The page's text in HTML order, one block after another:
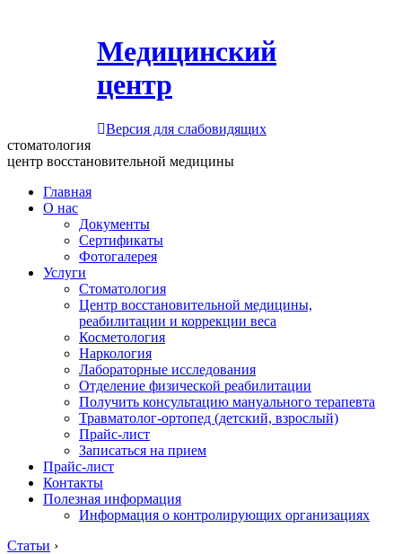
Медицинский
центр
Версия для слабовидящих
стоматология
центр восстановительной медицины
Главная
О нас
Документы
Сертификаты
Фотогалерея
Услуги
Стоматология
Центр восстановительной медицины,
реабилитации и коррекции веса
Косметология
Наркология
Лабораторные исследования
Отделение физической реабилитации
Получить консультацию мануального терапевта
Травматолог-ортопед (детский, взрослый)
Прайс-лист
Записаться на прием
Прайс-лист
Контакты
Полезная информация
Информация о контролирующих организациях
Статьи ›